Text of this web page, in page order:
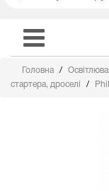
Головна
стартера, дроселі